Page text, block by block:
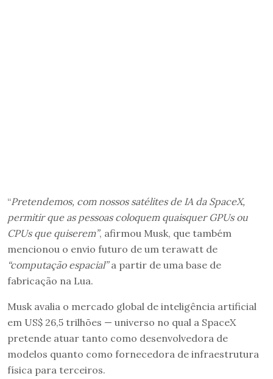
“Pretendemos, com nossos satélites de IA da SpaceX,
permitir que as pessoas coloquem quaisquer GPUs ou
CPUs que quiserem”, afirmou Musk, que também
mencionou o envio futuro de um terawatt de
“computação espacial”a partir de uma base de
fabricação na Lua.
Musk avalia o mercado global de inteligência artificial
em US$ 26,5 trilhões — universo no qual a SpaceX
pretende atuar tanto como desenvolvedora de
modelos quanto como fornecedora de infraestrutura
física para terceiros.